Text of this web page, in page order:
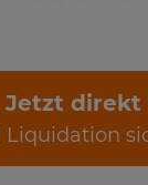
Jetzt direkt
Liquidation